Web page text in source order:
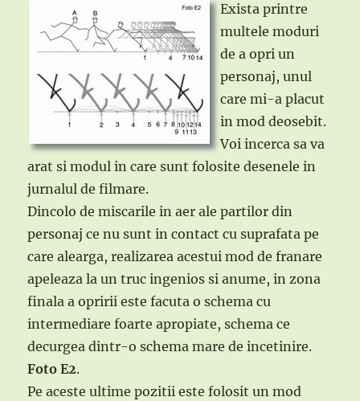
Exista printre
multele moduri
de a opri un
personaj, unul
care mi-a placut
in mod deosebit.
Voi incerca sa va
arat si modul in care sunt folosite desenele in
jurnalul de filmare.
Dincolo de miscarile in aer ale partilor din
personaj ce nu sunt in contact cu suprafata pe
care alearga, realizarea acestui mod de franare
apeleaza la un truc ingenios si anume, in zona
finala a opririi este facuta o schema cu
intermediare foarte apropiate, schema ce
decurgea dintr-o schema mare de incetinire.
Foto E2.
Pe aceste ultime pozitii este folosit un mod